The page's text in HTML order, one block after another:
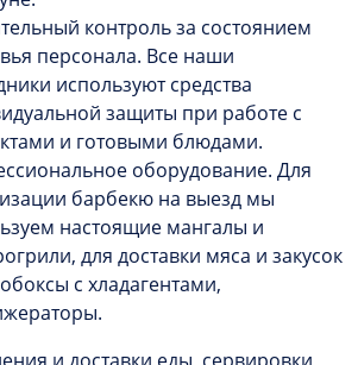
контроль за состоянием
персонала. Все наши
используют средства
защиты при работе с
и готовыми блюдами.
оборудование. Для
барбекю на выезд мы
настоящие мангалы и
для доставки мяса и закусок
с хладагентами,